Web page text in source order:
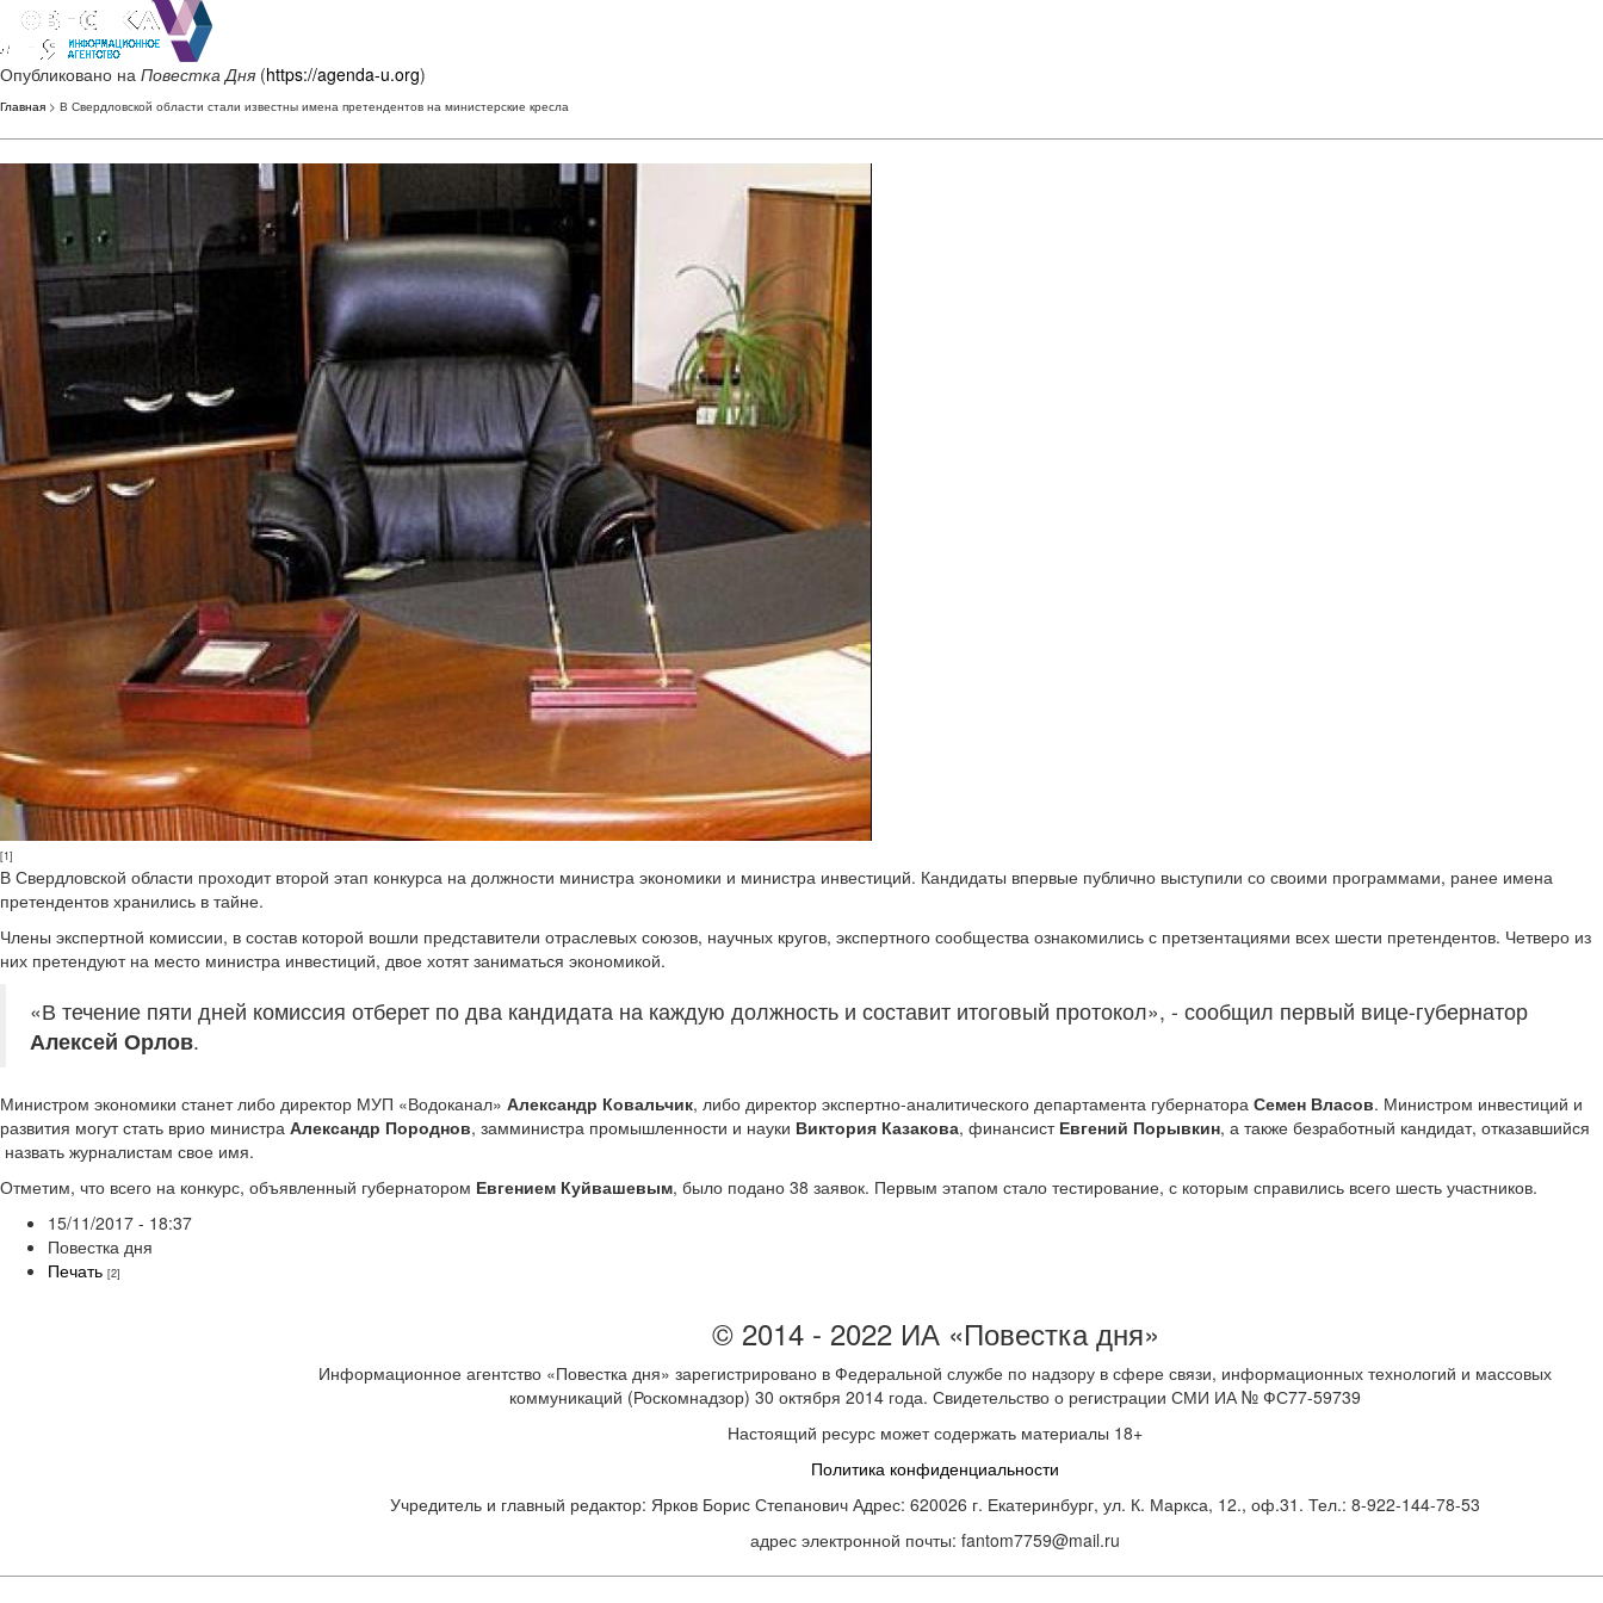
Опубликовано на Повестка Дня (https://agenda-u.org)
Главная > В Свердловской области стали известны имена претендентов на министерские кресла
[1]
В Свердловской области проходит второй этап конкурса на должности министра экономики и министра инвестиций. Кандидаты впервые публично выступили со своими программами, ранее имена
претендентов хранились в тайне.
Члены экспертной комиссии, в состав которой вошли представители отраслевых союзов, научных кругов, экспертного сообщества ознакомились с претзентациями всех шести претендентов. Четверо из
них претендуют на место министра инвестиций, двое хотят заниматься экономикой.
«В течение пяти дней комиссия отберет по два кандидата на каждую должность и составит итоговый протокол», - сообщил первый вице-губернатор
Алексей Орлов.
Министром экономики станет либо директор МУП «Водоканал» Александр Ковальчик, либо директор экспертно-аналитического департамента губернатора Семен Власов. Министром инвестиций и
развития могут стать врио министра Александр Породнов, замминистра промышленности и науки Виктория Казакова, финансист Евгений Порывкин, а также безработный кандидат, отказавшийся
назвать журналистам свое имя.
Отметим, что всего на конкурс, объявленный губернатором Евгением Куйвашевым, было подано 38 заявок. Первым этапом стало тестирование, с которым справились всего шесть участников.
15/11/2017 - 18:37
Повестка дня
Печать [2]
© 2014 - 2022 ИА «Повестка дня»
Информационное агентство «Повестка дня» зарегистрировано в Федеральной службе по надзору в сфере связи, информационных технологий и массовых
коммуникаций (Роскомнадзор) 30 октября 2014 года. Свидетельство о регистрации СМИ ИА № ФС77-59739
Настоящий ресурс может содержать материалы 18+
Политика конфиденциальности
Учредитель и главный редактор: Ярков Борис Степанович Адрес: 620026 г. Екатеринбург, ул. К. Маркса, 12., оф.31. Тел.: 8-922-144-78-53
адрес электронной почты: fantom7759@mail.ru